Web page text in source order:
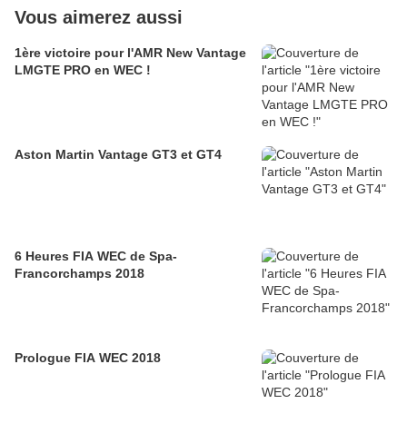
Vous aimerez aussi
1ère victoire pour l'AMR New Vantage
LMGTE PRO en WEC !
Aston Martin Vantage GT3 et GT4
6 Heures FIA WEC de Spa-
Francorchamps 2018
Prologue FIA WEC 2018